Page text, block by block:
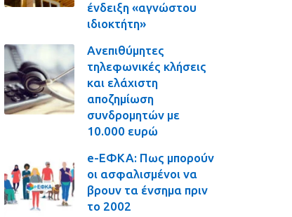
ένδειξη «αγνώστου
ιδιοκτήτη»
Ανεπιθύμητες
τηλεφωνικές κλήσεις
και ελάχιστη
αποζημίωση
συνδρομητών με
10.000 ευρώ
e-ΕΦΚΑ: Πως μπορούν
οι ασφαλισμένοι να
βρουν τα ένσημα πριν
το 2002